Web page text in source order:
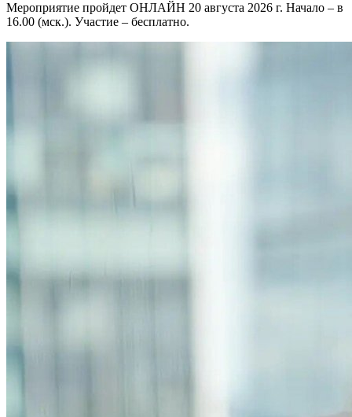
Мероприятие пройдет ОНЛАЙН 20 августа 2026 г. Начало – в
16.00 (мск.). Участие – бесплатно.